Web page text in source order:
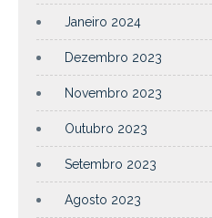
Janeiro 2024
Dezembro 2023
Novembro 2023
Outubro 2023
Setembro 2023
Agosto 2023